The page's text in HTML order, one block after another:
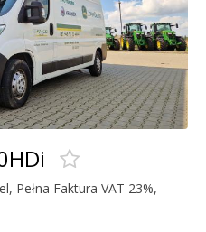
Pełna Faktura VAT 23%,